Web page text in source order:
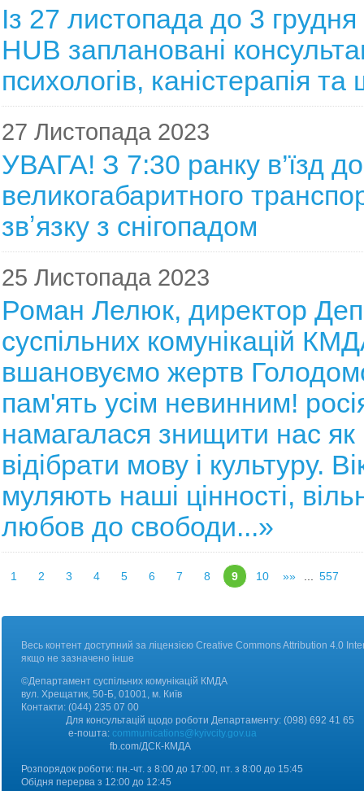
Із 27 листопада до 3
HUB заплановані
психологів, каністерапія
27 Листопада 2023
УВАГА! З 7:30 ранку в’їзд
великогабаритного
звʼязку з снігопадом
25 Листопада 2023
Роман Лелюк, директор
суспільних комунікацій
вшановуємо жертв
пам'ять усім невинним!
намагалася знищити нас як
відібрати мову і культуру.
муляють наші цінності,
любов до свободи...»
1 2 3 4 5 6 7 8 9 10 »» 557
Весь контент доступний за ліцензією Creative Commons Attribution 4.0
якщо не зазначено інше
©Департамент суспільних комунікацій КМДА
вул. Хрещатик, 50-Б, 01001, м. Київ
Контакти: (044) 235 07 00
Для консультацій щодо роботи Департаменту: (098) 692 41 65
е-пошта: communications@kyivcity.gov.ua
fb.com/ДCК-КМДА
Розпорядок роботи: пн.-чт. з 8:00 до 17:00, пт. з 8:00 до 15:45
Обідня перерва з 12:00 до 12:45